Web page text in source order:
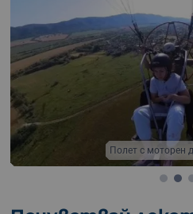
делтапланер